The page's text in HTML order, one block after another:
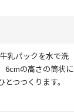
乳パックを水で洗
6cmの高さの筒状に
つつくります。